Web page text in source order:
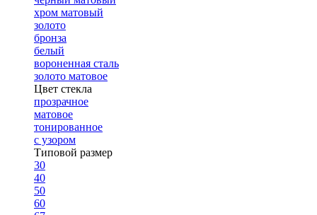
хром матовый
золото
бронза
белый
вороненная сталь
золото матовое
Цвет стекла
прозрачное
матовое
тонированное
с узором
Типовой размер
30
40
50
60